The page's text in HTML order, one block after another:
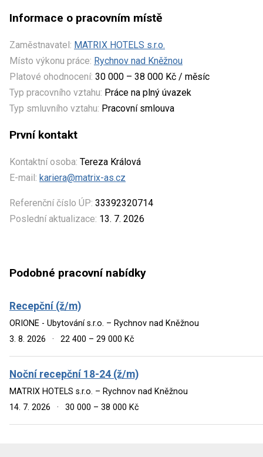
Informace o pracovním místě
Zaměstnavatel: MATRIX HOTELS s.r.o.
Místo výkonu práce: Rychnov nad Kněžnou
Platové ohodnocení: 30 000 – 38 000 Kč / měsíc
Typ pracovního vztahu: Práce na plný úvazek
Typ smluvního vztahu: Pracovní smlouva
První kontakt
Kontaktní osoba: Tereza Králová
E-mail: kariera@matrix-as.cz
Referenční číslo ÚP: 33392320714
Poslední aktualizace: 13. 7. 2026
Podobné pracovní nabídky
Recepční (ž/m)
ORIONE - Ubytování s.r.o. – Rychnov nad Kněžnou
3. 8. 2026
· 22 400 – 29 000 Kč
Noční recepční 18-24 (ž/m)
MATRIX HOTELS s.r.o. – Rychnov nad Kněžnou
14. 7. 2026
· 30 000 – 38 000 Kč